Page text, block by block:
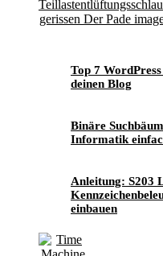
Top 7
deinen Blog
Binäre
Informatik
Anleitung: S203
einbauen